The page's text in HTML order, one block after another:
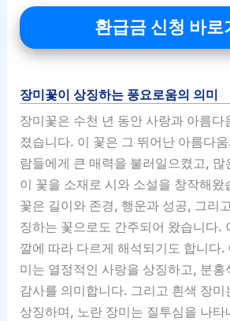
환급금 신청 바로
장미꽃이 상징하는 풍요로움의 의미
장미꽃은 수천 년 동안 사랑과 아름다
졌습니다. 이 꽃은 그 뛰어난 아름다
람들에게 큰 매력을 불러일으켰고, 많
이 꽃을 소재로 시와 소설을 창작해왔
꽃은 길이와 존경, 행운과 성공, 그리
징하는 꽃으로도 간주되어 왔습니다.
깔에 따라 다르게 해석되기도 합니다.
미는 열정적인 사랑을 상징하고, 분
감사를 의미합니다. 그리고 흰색 장미
상징하며, 노란 장미는 질투심을 나